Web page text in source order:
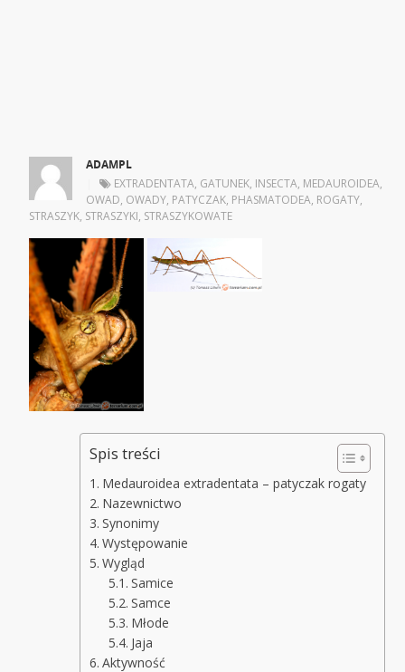
ADAMPL
EXTRADENTATA, GATUNEK, INSECTA, MEDAUROIDEA,
OWAD, OWADY, PATYCZAK, PHASMATODEA, ROGATY,
STRASZYK, STRASZYKI, STRASZYKOWATE
Spis treści
Medauroidea extradentata – patyczak rogaty
Nazewnictwo
Synonimy
Występowanie
Wygląd
Samice
Samce
Młode
Jaja
Aktywność